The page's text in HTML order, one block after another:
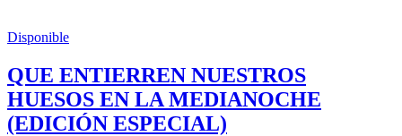
Disponible
QUE ENTIERREN NUESTROS
HUESOS EN LA MEDIANOCHE
(EDICIÓN ESPECIAL)